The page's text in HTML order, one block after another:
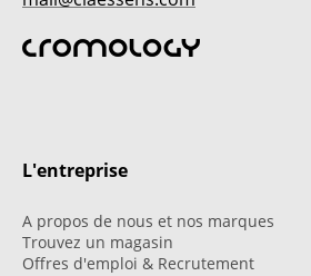
L'entreprise
A propos de nous et nos marques
Trouvez un magasin
Offres d'emploi & Recrutement